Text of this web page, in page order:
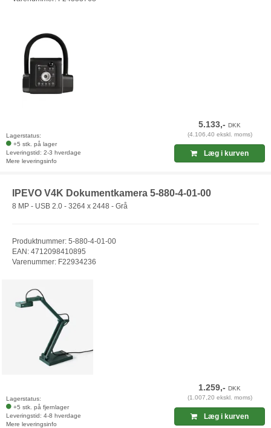
Lagerstatus:
+5 stk. på lager
Leveringstid: 2-3 hverdage
Mere leveringsinfo
5.133,-DKK
(4.106,40 ekskl. moms)
Læg i kurven
IPEVO V4K Dokumentkamera 5-880-4-01-00
8 MP - USB 2.0 - 3264 x 2448 - Grå
Produktnummer: 5-880-4-01-00
EAN: 4712098410895
Varenummer: F22934236
Lagerstatus:
+5 stk. på fjernlager
Leveringstid: 4-8 hverdage
Mere leveringsinfo
1.259,-DKK
(1.007,20 ekskl. moms)
Læg i kurven